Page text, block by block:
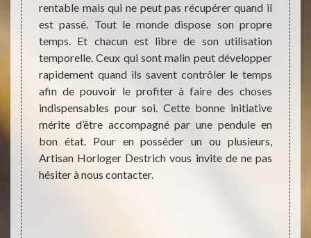
des
des
une
dans
les
à
des
rentable mais qui ne peut pas récupérer quand il
est passé. Tout le monde dispose son propre
temps. Et chacun est libre de son utilisation
temporelle. Ceux qui sont malin peut développer
rapidement quand ils savent contrôler le temps
afin de pouvoir le profiter à faire des choses
indispensables pour soi. Cette bonne initiative
mérite d’être accompagné par une pendule en
bon état. Pour en posséder un ou plusieurs,
Artisan Horloger Destrich vous invite de ne pas
hésiter à nous contacter.
Pour
des
des
les